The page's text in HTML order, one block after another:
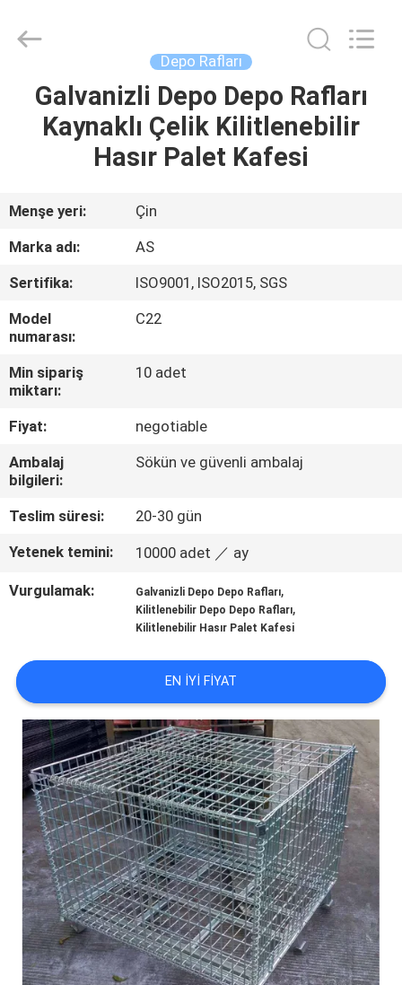
ÜRÜNLER
VIDEOLAR
FABRIKA
KALITE
KONTROL
ULAŞIN
BIR
SITE
HARITASI
PRIVACY
POLICY
Shelves
Co.,Ltd.
Depo Rafları
Galvanizli Depo Depo Rafları
Kaynaklı Çelik Kilitlenebilir
Hasır Palet Kafesi
Menşe yeri:
Çin
Marka adı:
AS
Sertifika:
ISO9001, ISO2015, SGS
Model
numarası:
C22
Min sipariş
miktarı:
10 adet
Fiyat:
negotiable
Ambalaj
bilgileri:
Sökün ve güvenli ambalaj
Teslim süresi:
20-30 gün
Yetenek temini:
10000 adet ／ ay
Vurgulamak: Galvanizli Depo Depo Rafları,
Kilitlenebilir Depo Depo Rafları,
Kilitlenebilir Hasır Palet Kafesi
EN IYI FIYAT